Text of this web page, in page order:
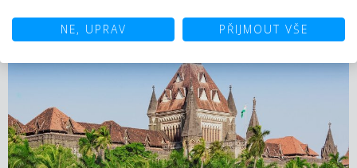
spojuje viktoriánskou gotiku s tradiční indickou
architekturou a dodnes slouží jako jedno z nejrušnějších
nádraží v zemi.
NE, UPRAV PŘIJMOUT VŠE